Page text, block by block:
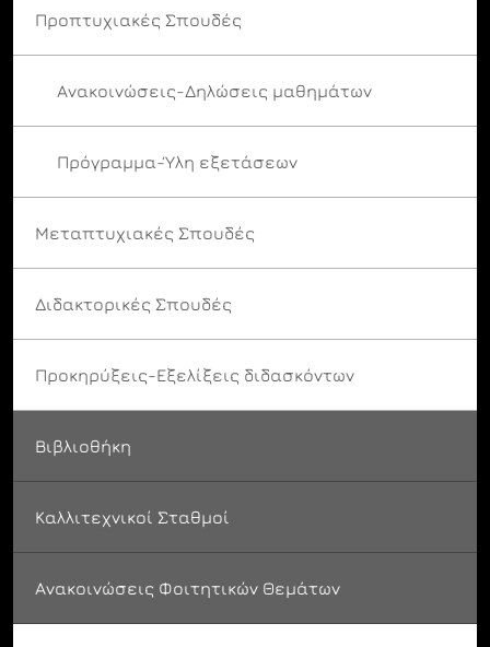
Προπτυχιακές Σπουδές
Ανακοινώσεις-Δηλώσεις μαθημάτων
Πρόγραμμα-Ύλη εξετάσεων
Μεταπτυχιακές Σπουδές
Διδακτορικές Σπουδές
Προκηρύξεις-Εξελίξεις διδασκόντων
Βιβλιοθήκη
Καλλιτεχνικοί Σταθμοί
Ανακοινώσεις Φοιτητικών Θεμάτων